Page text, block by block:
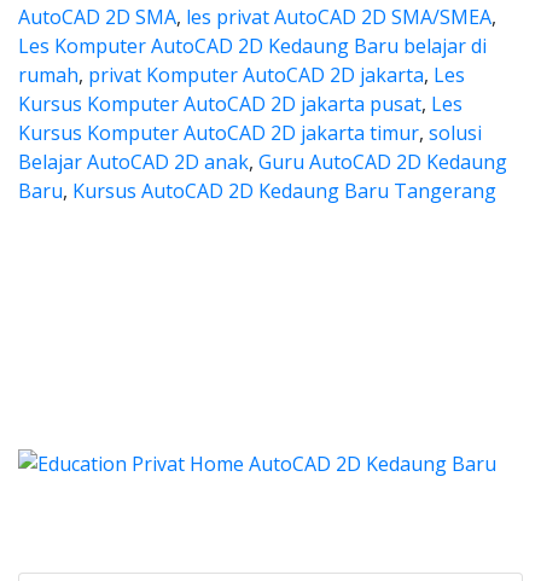
AutoCAD 2D SMA, les privat AutoCAD 2D SMA/SMEA,
Les Komputer AutoCAD 2D Kedaung Baru belajar di
rumah, privat Komputer AutoCAD 2D jakarta, Les
Kursus Komputer AutoCAD 2D jakarta pusat, Les
Kursus Komputer AutoCAD 2D jakarta timur, solusi
Belajar AutoCAD 2D anak, Guru AutoCAD 2D Kedaung
Baru, Kursus AutoCAD 2D Kedaung Baru Tangerang